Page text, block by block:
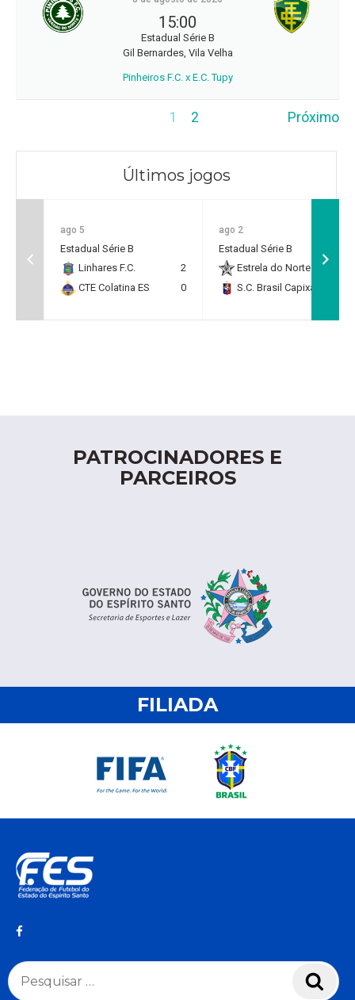
15:00
Estadual Série B
Gil Bernardes, Vila Velha
Pinheiros F.C. x E.C. Tupy
1 2 Próximo
Últimos jogos
ago 5
Estadual Série B
Linhares F.C.
2
CTE Colatina ES
0
ago 2
Estadual Série B
Estrela do Norte F.C.
S.C. Brasil Capixaba
PATROCINADORES E
PARCEIROS
FILIADA
Pesquisar
por: